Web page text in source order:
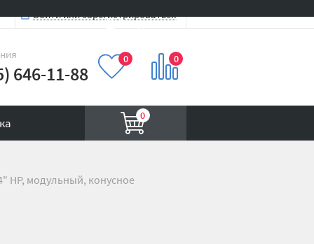
Войти или зарегистрироваться
646-11-88
0 0
0
Вход на сайт
НР, модульный, конусное